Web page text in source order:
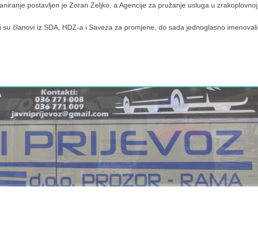
postavljen je Zoran Zeljko, a Agencije za pružanje usluga u zrakoplovnoj
članovi iz SDA, HDZ-a i Saveza za promjene, do sada jednoglasno imenovali